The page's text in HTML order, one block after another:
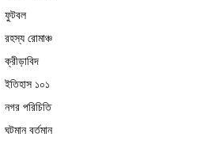
ফুটবল
রহস্য রোমাঞ্চ
ক্রীড়াবিদ
ইতিহাস ১০১
নগর পরিচিতি
ঘটমান বর্তমান